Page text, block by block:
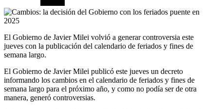
El Gobierno de Javier Milei volvió a generar controversia este
jueves con la publicación del calendario de feriados y fines de
semana largo.
El Gobierno de Javier Milei publicó este jueves un decreto
informando los cambios en el calendario de feriados y fines de
semana largo para el próximo año, y como no podía ser de otra
manera, generó controversias.